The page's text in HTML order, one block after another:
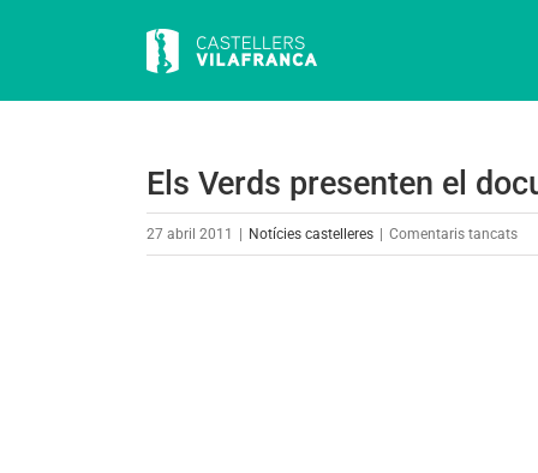
Els Verds presenten el
27 abril 2011 Notícies castelleres Comentaris tancatsa